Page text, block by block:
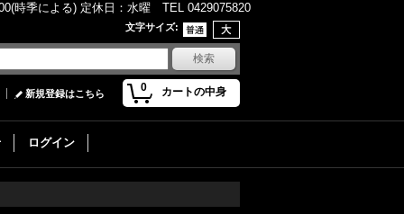
時季による) 定休日：水曜 TEL 0429075820
文字サイズ:
0 カートの中身
新規登録はこちら
ログイン